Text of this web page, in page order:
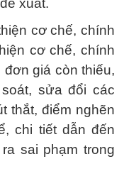
xuất.
cơ chế, chính
cơ chế, chính
giá còn thiếu,
sửa đổi các
thắt, điểm nghẽn
chi tiết dẫn đến
sai phạm trong